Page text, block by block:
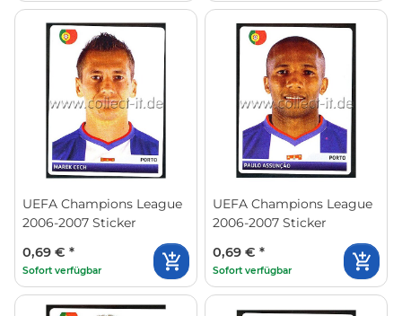
UEFA Champions League
2006-2007 Sticker
0,69 € *
Sofort verfügbar
UEFA Champions League
2006-2007 Sticker
0,69 € *
Sofort verfügbar